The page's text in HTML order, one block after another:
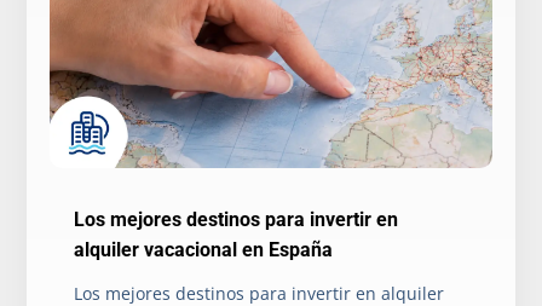
Los mejores destinos para invertir en
alquiler vacacional en España
Los mejores destinos para invertir en alquiler